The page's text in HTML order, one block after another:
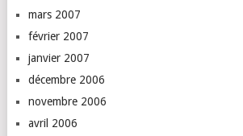
mars 2007
février 2007
janvier 2007
décembre 2006
novembre 2006
avril 2006